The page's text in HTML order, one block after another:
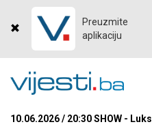
Preuzmite
aplikaciju
10.06.2026 / 20:30 SHOW -